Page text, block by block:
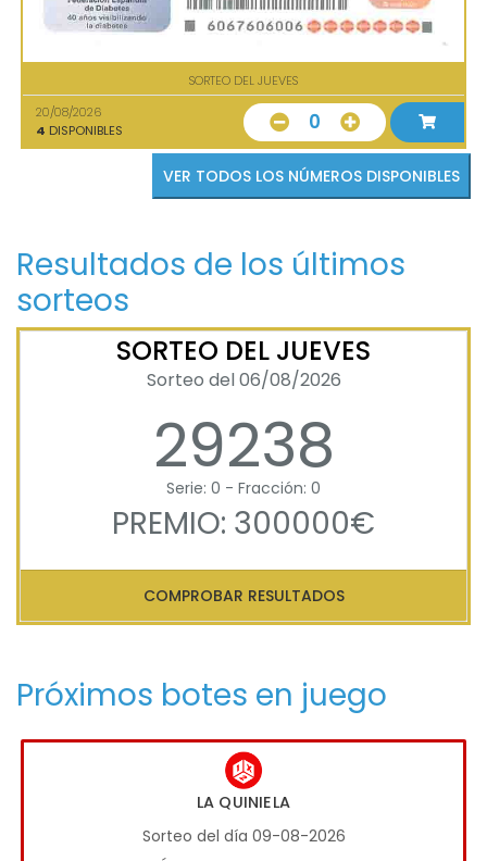
SORTEO DEL JUEVES
20/08/2026
4 DISPONIBLES 0
VER TODOS LOS NÚMEROS DISPONIBLES
Resultados de los últimos
sorteos
SORTEO DEL JUEVES
Sorteo del 06/08/2026
29238
Serie: 0 - Fracción: 0
PREMIO: 300000€
COMPROBAR RESULTADOS
Próximos botes en juego
LA QUINIELA
Sorteo del día 09-08-2026